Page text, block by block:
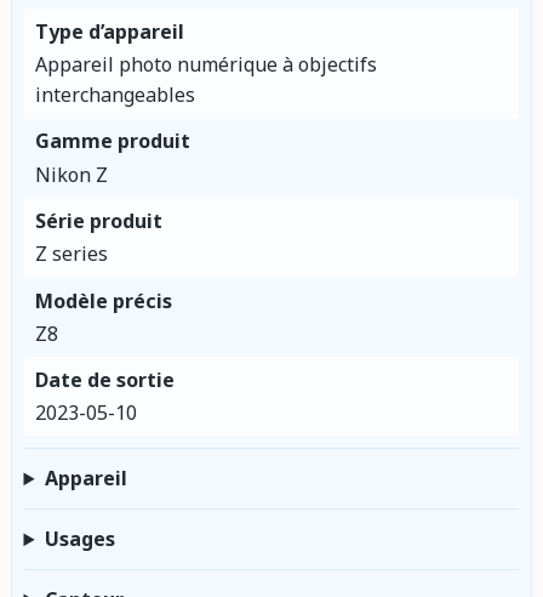
Type d’appareil
Appareil photo numérique à objectifs
interchangeables
Gamme produit
Nikon Z
Série produit
Z series
Modèle précis
Z8
Date de sortie
2023-05-10
Appareil
Usages